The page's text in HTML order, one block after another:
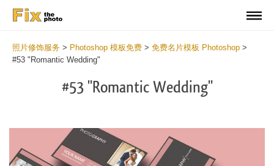
照片修饰服务 > Photoshop 模板免费 > 免费名片模板 Photoshop >
#53 "Romantic Wedding"
#53 "Romantic Wedding"